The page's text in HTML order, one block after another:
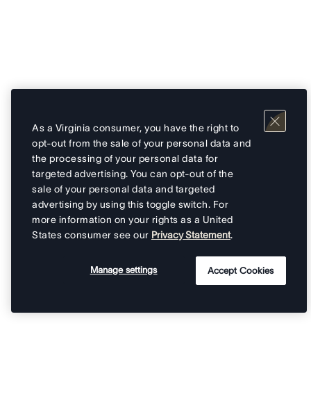
As a Virginia consumer, you have the right to
opt-out from the sale of your personal data and
the processing of your personal data for
targeted advertising. You can opt-out of the
sale of your personal data and targeted
advertising by using this toggle switch. For
more information on your rights as a United
States consumer see our Privacy Statement.
Manage settings Accept Cookies